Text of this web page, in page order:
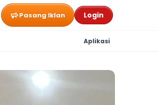
Pasang Iklan Login
Aplikasi